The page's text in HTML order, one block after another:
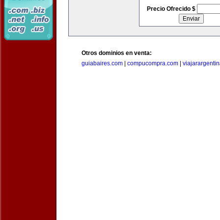
Precio Ofrecido $
Otros dominios en venta:
guiabaires.com
compucompra.com